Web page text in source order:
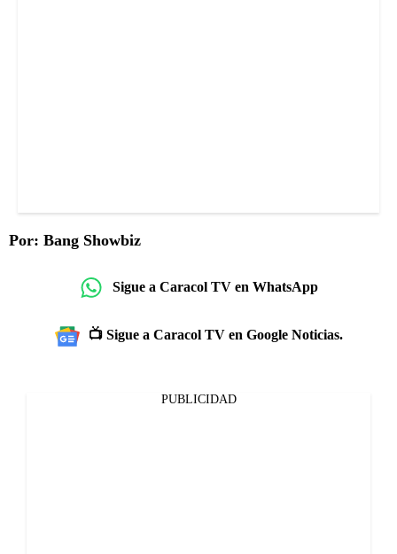
Por: Bang Showbiz
Sigue a Caracol TV en WhatsApp
📺 Sigue a Caracol TV en Google Noticias.
PUBLICIDAD